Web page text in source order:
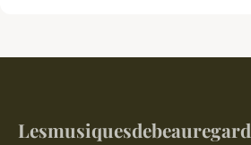
Lesmusiquesdebeauregard